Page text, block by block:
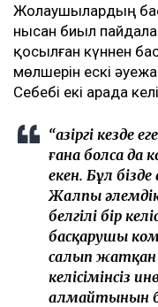
Жолаушылардың
нысан биыл
қосылған күннен
мөлшерін ескі
Себебі екі арада
“Қазіргі кезде
ғана болса да
екен. Бұл
Жалпы
белгілі бір
басқарушы
салып жатқан
келісімінсіз
алмайтынын